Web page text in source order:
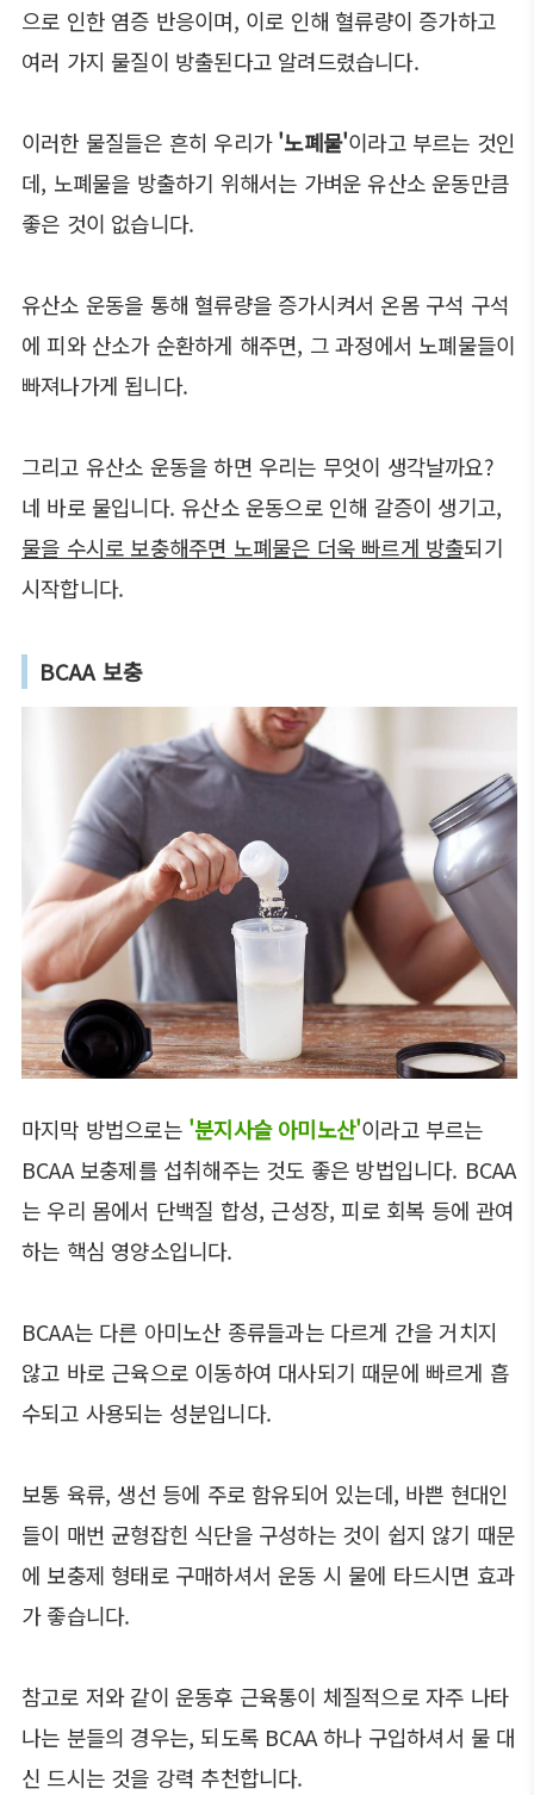
으로 인한 염증 반응이며, 이로 인해 혈류량이 증가하고
여러 가지 물질이 방출된다고 알려드렸습니다.
이러한 물질들은 흔히 우리가'노폐물'이라고 부르는 것인
데, 노폐물을 방출하기 위해서는 가벼운 유산소 운동만큼
좋은 것이 없습니다.
유산소 운동을 통해 혈류량을 증가시켜서 온몸 구석 구석
에 피와 산소가 순환하게 해주면, 그 과정에서 노폐물들이
빠져나가게 됩니다.
그리고 유산소 운동을 하면 우리는 무엇이 생각날까요?
네 바로 물입니다. 유산소 운동으로 인해 갈증이 생기고,
물을 수시로 보충해주면 노폐물은 더욱 빠르게 방출되기
시작합니다.
BCAA 보충
마지막 방법으로는 '분지사슬 아미노산'이라고 부르는
BCAA 보충제를 섭취해주는 것도 좋은 방법입니다. BCAA
는 우리 몸에서 단백질 합성, 근성장, 피로 회복 등에 관여
하는 핵심 영양소입니다.
BCAA는 다른 아미노산 종류들과는 다르게 간을 거치지
않고 바로 근육으로 이동하여 대사되기 때문에 빠르게 흡
수되고 사용되는 성분입니다.
보통 육류, 생선 등에 주로 함유되어 있는데, 바쁜 현대인
들이 매번 균형잡힌 식단을 구성하는 것이 쉽지 않기 때문
에 보충제 형태로 구매하셔서 운동 시 물에 타드시면 효과
가 좋습니다.
참고로 저와 같이 운동후 근육통이 체질적으로 자주 나타
나는 분들의 경우는, 되도록 BCAA 하나 구입하셔서 물 대
신 드시는 것을 강력 추천합니다.